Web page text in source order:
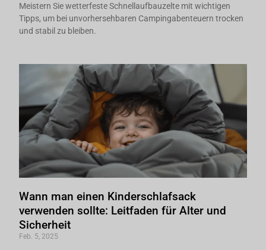
Meistern Sie wetterfeste Schnellaufbauzelte mit wichtigen
Tipps, um bei unvorhersehbaren Campingabenteuern trocken
und stabil zu bleiben.
Wann man einen Kinderschlafsack
verwenden sollte: Leitfaden für Alter und
Sicherheit
Feb. 5, 2025